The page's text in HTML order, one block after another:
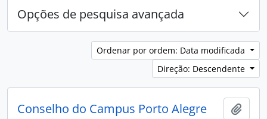
Opções de pesquisa avançada
Ordenar por ordem: Data modificada
Direção: Descendente
Conselho do Campus Porto Alegre